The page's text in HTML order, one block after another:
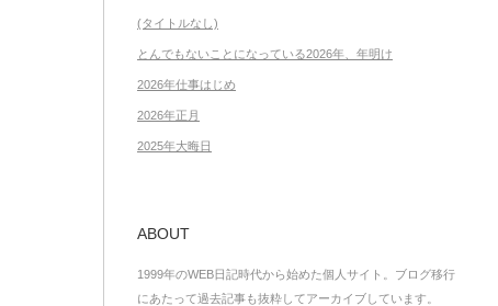
(タイトルなし)
とんでもないことになっている2026年、年明け
2026年仕事はじめ
2026年正月
2025年大晦日
ABOUT
1999年のWEB日記時代から始めた個人サイト。ブログ移行
にあたって過去記事も抜粋してアーカイブしています。